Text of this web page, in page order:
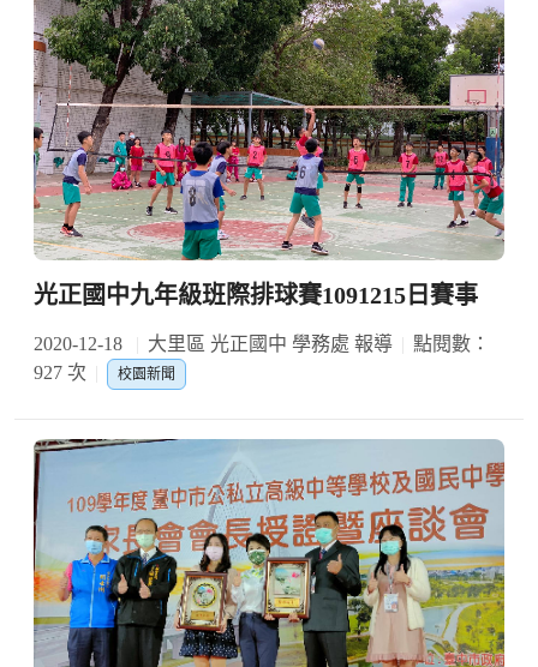
光正國中九年級班際排球賽1091215日賽事
2020-12-18 大里區 光正國中 學務處 報導
點閱數：
927 次
校園新聞